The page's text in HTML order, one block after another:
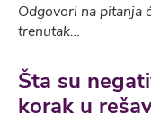
Odgovori na pitanja
trenutak…
Šta su
korak u